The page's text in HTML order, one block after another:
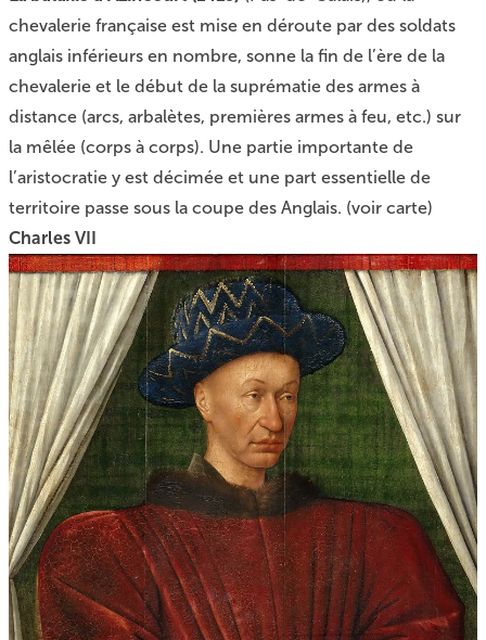
chevalerie française est mise en déroute par des soldats
anglais inférieurs en nombre, sonne la fin de l’ère de la
chevalerie et le début de la suprématie des armes à
distance (arcs, arbalètes, premières armes à feu, etc.) sur
la mêlée (corps à corps). Une partie importante de
l’aristocratie y est décimée et une part essentielle de
territoire passe sous la coupe des Anglais. (voir carte)
Charles VII